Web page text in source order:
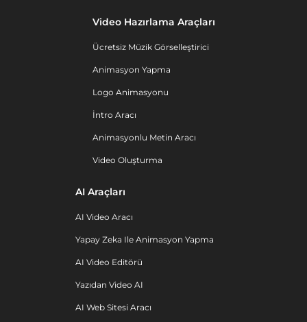
Video Hazırlama Araçları
Ücretsiz Müzik Görselleştirici
Animasyon Yapma
Logo Animasyonu
İntro Aracı
Animasyonlu Metin Aracı
Video Oluşturma
AI Araçları
AI Video Aracı
Yapay Zeka Ile Animasyon Yapma
AI Video Editörü
Yazıdan Video AI
AI Web Sitesi Aracı